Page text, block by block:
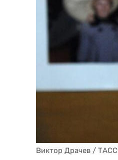
Виктор Драчев / ТАСС